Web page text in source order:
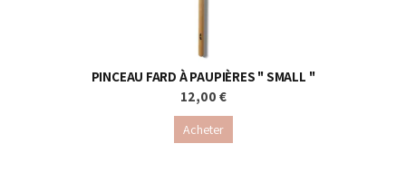
PINCEAU FARD À PAUPIÈRES " SMALL "
12,00 €
Acheter